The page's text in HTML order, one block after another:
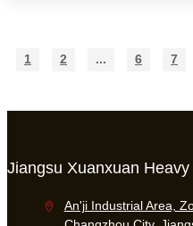
1 2 ... 6 7
Jiangsu Xuanxuan
An'ji Industrial Area,